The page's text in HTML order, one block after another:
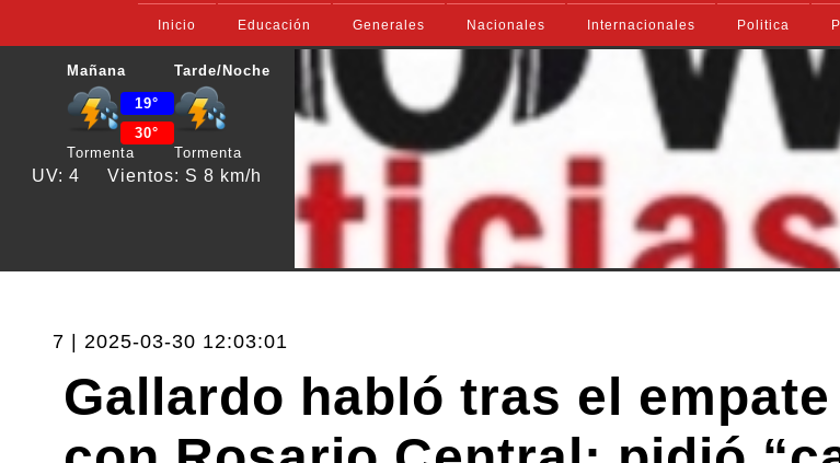
Inicio Educación Generales Nacionales Internacionales Politica
Mañana
Tormenta
19°
30°
Tarde/Noche
Tormenta
UV: 4 Vientos: S 8 km/h
7 | 2025-03-30 12:03:01
Gallardo habló tras el